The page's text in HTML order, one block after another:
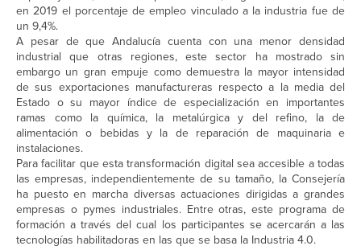
en 2019 el porcentaje de empleo vinculado a la industria fue de
un 9,4%.
A pesar de que Andalucía cuenta con una menor densidad
industrial que otras regiones, este sector ha mostrado sin
embargo un gran empuje como demuestra la mayor intensidad
de sus exportaciones manufactureras respecto a la media del
Estado o su mayor índice de especialización en importantes
ramas como la química, la metalúrgica y del refino, la de
alimentación o bebidas y la de reparación de maquinaria e
instalaciones.
Para facilitar que esta transformación digital sea accesible a todas
las empresas, independientemente de su tamaño, la Consejería
ha puesto en marcha diversas actuaciones dirigidas a grandes
empresas o pymes industriales. Entre otras, este programa de
formación a través del cual los participantes se acercarán a las
tecnologías habilitadoras en las que se basa la Industria 4.0.